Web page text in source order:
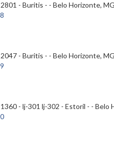
- Buritis - - Belo Horizonte,
- Buritis - - Belo Horizonte,
- lj-301 lj-302 - Estoril - - Belo